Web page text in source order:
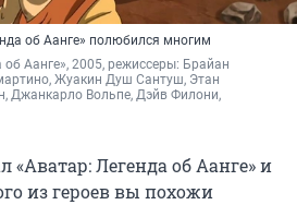
об Аанге» полюбился многим
об Аанге», 2005, режиссеры: Брайан
Жуакин Душ Сантуш, Этан
Джанкарло Вольпе, Дэйв Филони,
«Аватар: Легенда об Аанге» и
из героев вы похожи